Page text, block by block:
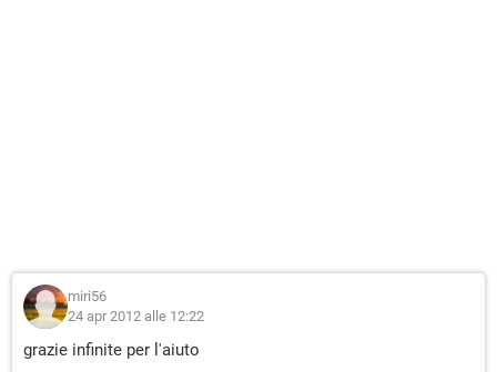
miri56
24 apr 2012 alle 12:22
grazie infinite per l'aiuto